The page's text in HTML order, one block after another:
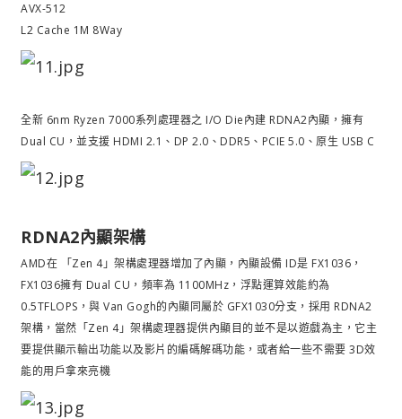
AVX-512
L2 Cache 1M 8Way
全新 6nm Ryzen 7000系列處理器之 I/O Die內建 RDNA2內顯，擁有
Dual CU，並支援 HDMI 2.1、DP 2.0、DDR5、PCIE 5.0、原生 USB C
RDNA2內顯架構
AMD在 「Zen 4」架構處理器增加了內顯，內顯設備 ID是 FX1036，
FX1036擁有 Dual CU，頻率為 1100MHz，浮點運算效能約為
0.5TFLOPS，與 Van Gogh的內顯同屬於 GFX1030分支，採用 RDNA2
架構，當然「Zen 4」架構處理器提供內顯目的並不是以遊戲為主，它主
要提供顯示輸出功能以及影片的編碼解碼功能，或者給一些不需要 3D效
能的用戶拿來亮機